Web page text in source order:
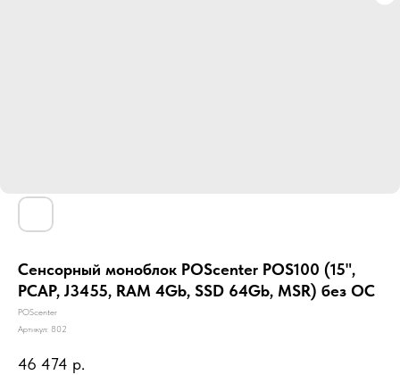
Сенсорный моноблок POScenter POS100 (15",
PCAP, J3455, RAM 4Gb, SSD 64Gb, MSR) без ОС
POScenter
Артикул: 802
46 474 р.